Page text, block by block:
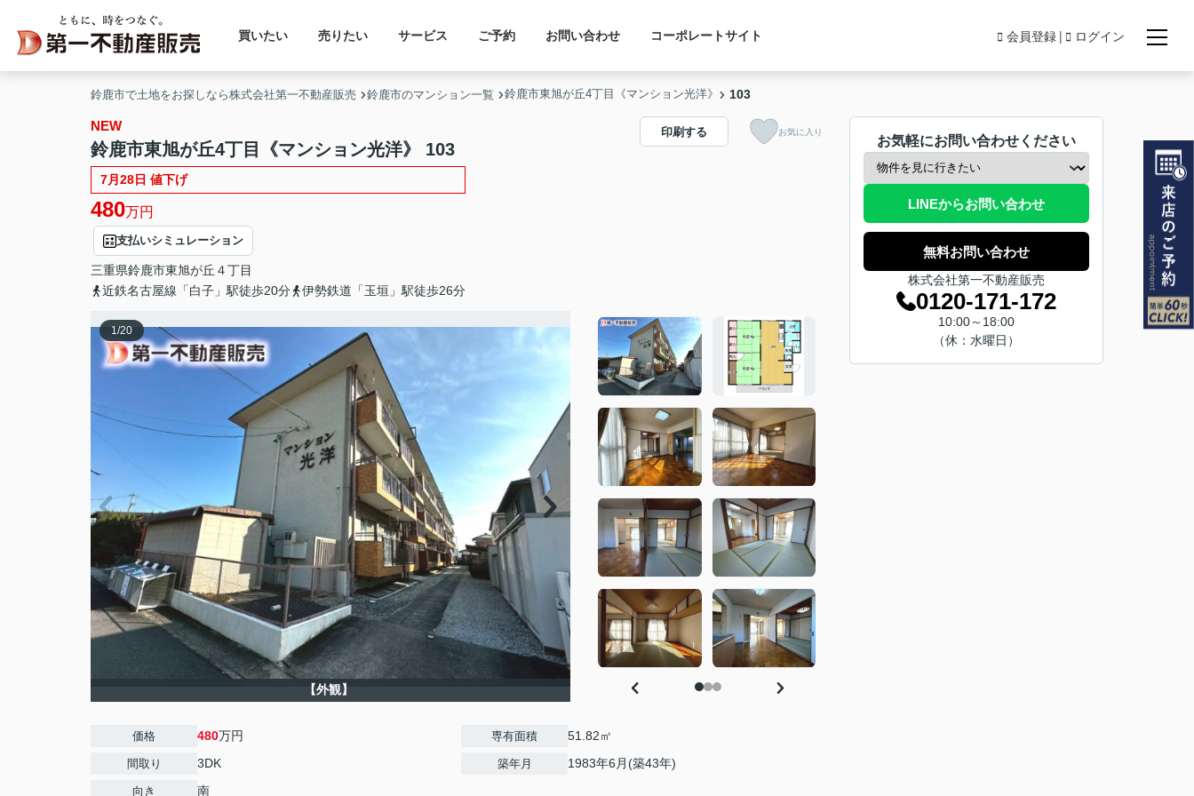
買いたい 売りたい サービス ご予約 お問い合わせ コーポレートサイト 会員登録 ログイン
鈴鹿市で土地をお探しなら株式会社第一不動産販売 鈴鹿市のマンション一覧 鈴鹿市東旭が丘4丁目《マンション光洋》 103
NEW
鈴鹿市東旭が丘4丁目《マンション光洋》 103
7月28日 値下げ
480万円
支払いシミュレーション
三重県鈴鹿市東旭が丘 ４丁目
近鉄名古屋線「白子」駅徒歩20分
伊勢鉄道「玉垣」駅徒歩26分
印刷する お気に入り
1/20
【外観】
価格 480万円
間取り 3DK
向き 南
専有面積 51.82㎡
築年月 1983年6月(築43年)
お気軽にお問い合わせください
LINEからお問い合わせ
無料お問い合わせ
株式会社第一不動産販売
0120-171-172
10:00～18:00
（休：水曜日）